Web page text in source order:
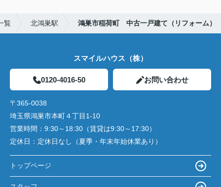
覧 北鴻巣駅 鴻巣市稲荷町 中古一戸建て（リフォーム）
スマイルハウス（株）
0120-4016-50 お問い合わせ
〒365-0038
埼玉県鴻巣市本町４丁目1-10
営業時間： 9:30～18:30（賃貸は9:30～17:30）
定休日： 定休日なし（夏季・年末年始休業あり）
トップページ